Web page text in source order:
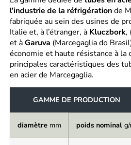
l’industrie de la réfrigérationde
fabriquée au sein des usines de
Italie et, à l’étranger, à Kluczbork,
et àGaruva (Marcegaglia do
économie et haute résistance à la
principales caractéristiques des
en acier de Marcegaglia.
GAMME DE PRODUCTION
diamètre mm poids nominal